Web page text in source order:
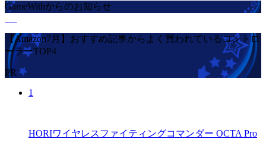
GameWithからのお知らせ
【Amazon7月】おすすめ記事からよく買われているコントロ
ーラーTOP4
PR
1
HORIワイヤレスファイティングコマンダー OCTA Pro